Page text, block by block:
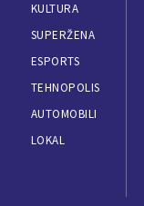
KULTURA
SUPERŽENA
ESPORTS
TEHNOPOLIS
AUTOMOBILI
LOKAL